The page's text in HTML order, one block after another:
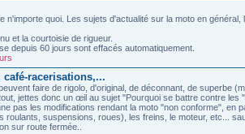
n'importe quoi. Les sujets d'actualité sur la moto en
et la courtoisie de rigueur.
depuis 60 jours sont effacés automatiquement.
racerisations,...
faire de rigolo, d'original, de déconnant, de superbe
jettes donc un œil au sujet "Pourquoi se battre contre les
pas les modifications rendant la moto "non conforme", en
roulants, suspensions, roues), les freins, le moteur, etc...
sur route fermée..